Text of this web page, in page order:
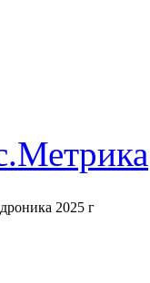
2025 г